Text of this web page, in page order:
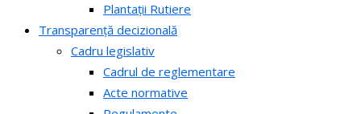
Plantații Rutiere
Transparență decizională
Cadru legislativ
Cadrul de reglementare
Acte normative